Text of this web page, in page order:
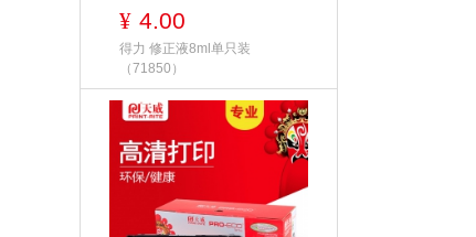
¥ 4.00
得力 修正液8ml单只装
（71850）